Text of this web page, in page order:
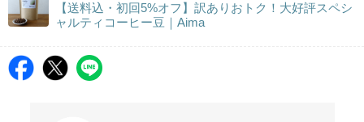
【送料込・初回5%オフ】訳ありおトク！大好評スペシ
ャルティコーヒー豆｜Aima